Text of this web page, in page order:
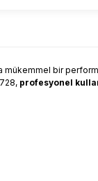
mükemmel bir
profesyonel